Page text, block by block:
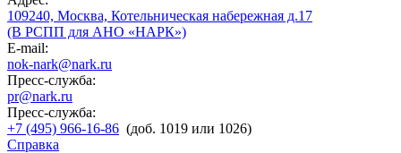
109240, Москва, Котельническая набережная д.17
(В РСПП для АНО «НАРК»)
E-mail:
nok-nark@nark.ru
Пресс-служба:
pr@nark.ru
Пресс-служба:
+7 (495) 966-16-86 (доб. 1019 или 1026)
Справка